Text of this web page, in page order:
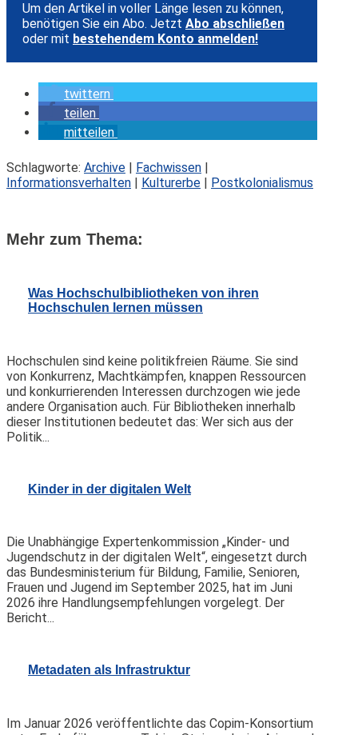
Um den Artikel in voller Länge lesen zu können,
benötigen Sie ein Abo. Jetzt Abo abschließen
oder mit bestehendem Konto anmelden!
twittern
teilen
mitteilen
Schlagworte: Archive | Fachwissen |
Informationsverhalten | Kulturerbe | Postkolonialismus
Mehr zum Thema:
Was Hochschulbibliotheken von ihren
Hochschulen lernen müssen
Hochschulen sind keine politikfreien Räume. Sie sind
von Konkurrenz, Machtkämpfen, knappen Ressourcen
und konkurrierenden Interessen durchzogen wie jede
andere Organisation auch. Für Bibliotheken innerhalb
dieser Institutionen bedeutet das: Wer sich aus der
Politik...
Kinder in der digitalen Welt
Die Unabhängige Expertenkommission „Kinder- und
Jugendschutz in der digitalen Welt“, eingesetzt durch
das Bundesministerium für Bildung, Familie, Senioren,
Frauen und Jugend im September 2025, hat im Juni
2026 ihre Handlungsempfehlungen vorgelegt. Der
Bericht...
Metadaten als Infrastruktur
Im Januar 2026 veröffentlichte das Copim-Konsortium